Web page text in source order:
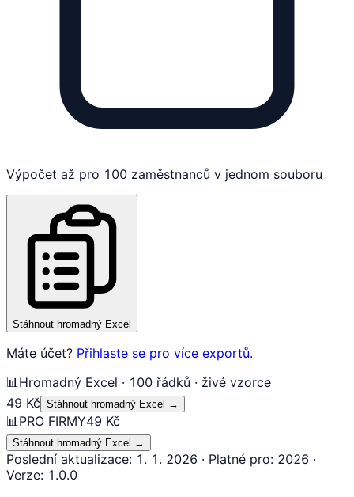
Výpočet až pro 100 zaměstnanců v jednom souboru
Stáhnout hromadný Excel
Máte účet? Přihlaste se pro více exportů.
📊 Hromadný Excel · 100 řádků · živé vzorce
49 Kč Stáhnout hromadný Excel →
📊 PRO FIRMY49 Kč
Stáhnout hromadný Excel →
Poslední aktualizace: 1. 1. 2026 · Platné pro: 2026 ·
Verze: 1.0.0